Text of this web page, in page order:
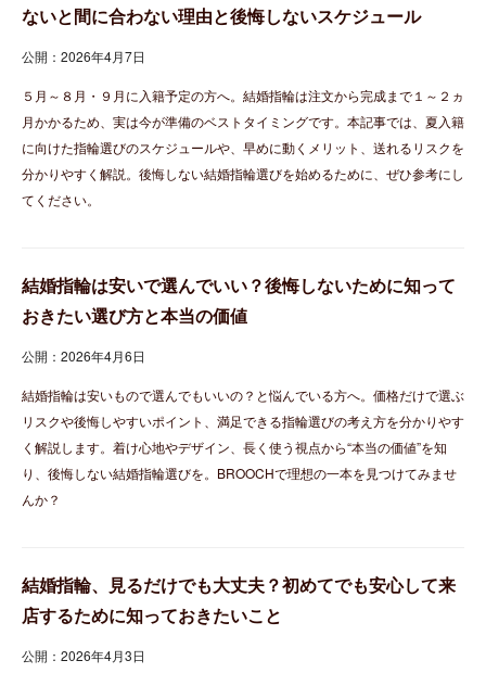
ないと間に合わない理由と後悔しないスケジュール
公開：2026年4月7日
５月～８月・９月に入籍予定の方へ。結婚指輪は注文から完成まで１～２ヵ
月かかるため、実は今が準備のベストタイミングです。本記事では、夏入籍
に向けた指輪選びのスケジュールや、早めに動くメリット、送れるリスクを
分かりやすく解説。後悔しない結婚指輪選びを始めるために、ぜひ参考にし
てください。
結婚指輪は安いで選んでいい？後悔しないために知って
おきたい選び方と本当の価値
公開：2026年4月6日
結婚指輪は安いもので選んでもいいの？と悩んでいる方へ。価格だけで選ぶ
リスクや後悔しやすいポイント、満足できる指輪選びの考え方を分かりやす
く解説します。着け心地やデザイン、長く使う視点から“本当の価値”を知
り、後悔しない結婚指輪選びを。BROOCHで理想の一本を見つけてみませ
んか？
結婚指輪、見るだけでも大丈夫？初めてでも安心して来
店するために知っておきたいこと
公開：2026年4月3日